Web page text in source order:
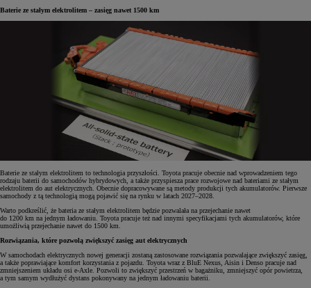
Baterie ze stałym elektrolitem – zasięg nawet 1500 km
Baterie ze stałym elektrolitem to technologia przyszłości. Toyota pracuje obecnie nad wprowadzeniem tego
rodzaju baterii do samochodów hybrydowych, a także przyspiesza prace rozwojowe nad bateriami ze stałym
elektrolitem do aut elektrycznych. Obecnie dopracowywane są metody produkcji tych akumulatorów. Pierwsze
samochody z tą technologią mogą pojawić się na rynku w latach 2027–2028.
Warto podkreślić, że bateria ze stałym elektrolitem będzie pozwalała na przejechanie nawet
do 1200 km na jednym ładowaniu. Toyota pracuje też nad innymi specyfikacjami tych akumulatorów, które
umożliwią przejechanie nawet do 1500 km.
Rozwiązania, które pozwolą zwiększyć zasięg aut elektrycznych
W samochodach elektrycznych nowej generacji zostaną zastosowane rozwiązania pozwalające zwiększyć zasięg,
a także poprawiające komfort korzystania z pojazdu. Toyota wraz z BluE Nexus, Aisin i Denso pracuje nad
zmniejszeniem układu osi e-Axle. Pozwoli to zwiększyć przestrzeń w bagażniku, zmniejszyć opór powietrza,
a tym samym wydłużyć dystans pokonywany na jednym ładowaniu baterii.